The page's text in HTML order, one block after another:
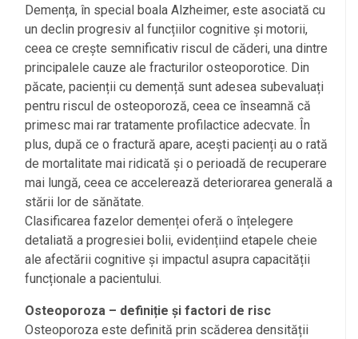
Demența, în special boala Alzheimer, este asociată cu
un declin progresiv al funcțiilor cognitive și motorii,
ceea ce crește semnificativ riscul de căderi, una dintre
principalele cauze ale fracturilor osteoporotice. Din
păcate, pacienții cu demență sunt adesea subevaluați
pentru riscul de osteoporoză, ceea ce înseamnă că
primesc mai rar tratamente profilactice adecvate. În
plus, după ce o fractură apare, acești pacienți au o rată
de mortalitate mai ridicată și o perioadă de recuperare
mai lungă, ceea ce accelerează deteriorarea generală a
stării lor de sănătate.
Clasificarea fazelor demenței oferă o înțelegere
detaliată a progresiei bolii, evidențiind etapele cheie
ale afectării cognitive și impactul asupra capacității
funcționale a pacientului.
Osteoporoza – definiție și factori de risc
Osteoporoza este definită prin scăderea densității